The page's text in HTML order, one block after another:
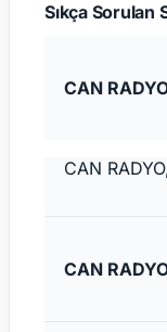
Sıkça Sorulan
CAN
CAN
CAN